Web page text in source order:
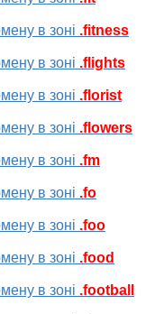
в зоні .fitness
в зоні .flights
в зоні .florist
в зоні .flowers
в зоні .fm
в зоні .fo
в зоні .foo
в зоні .food
в зоні .football